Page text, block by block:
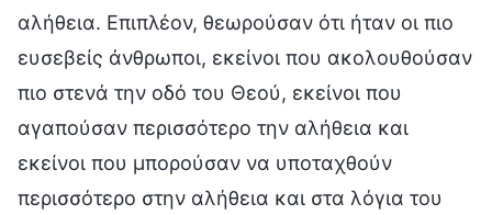
αλήθεια. Επιπλέον, θεωρούσαν ότι ήταν οι πιο
ευσεβείς άνθρωποι, εκείνοι που ακολουθούσαν
πιο στενά την οδό του Θεού, εκείνοι που
αγαπούσαν περισσότερο την αλήθεια και
εκείνοι που μπορούσαν να υποταχθούν
περισσότερο στην αλήθεια και στα λόγια του